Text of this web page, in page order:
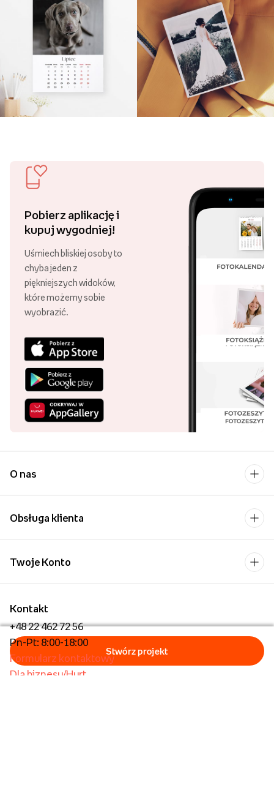
Pobierz aplikację i
kupuj wygodniej!
Uśmiech bliskiej osoby to
chyba jeden z
piękniejszych widoków,
które możemy sobie
wyobrazić.
O nas
Obsługa klienta
Kontakt
+48 22 462 72 56
Pn-Pt: 8:00-18:00
Formularz kontaktowy
Dla biznesu/Hurt
Twoje Konto